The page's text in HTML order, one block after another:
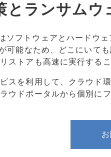
とランサムウ
ソフトウェアとハードウ
可能なため、どこにいて
ストアも高速に実行する
スを利用して、クラウド
ウドポータルから個別に